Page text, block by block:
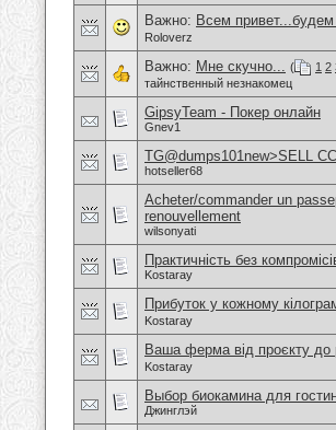
Важно: Всем
Roloverz
Важно: Мне скучно... ( 1 2
тайнственный незнакомец
GipsyTeam - Покер онлайн
Gnev1
TG@dumps101new>SELL
hotseller68
Acheter/commander un
renouvellement
wilsonyati
Практичність без
Kostaray
Прибуток у кожному
Kostaray
Ваша ферма від проєкту до
Kostaray
Выбор биокамина для
Джинглэй